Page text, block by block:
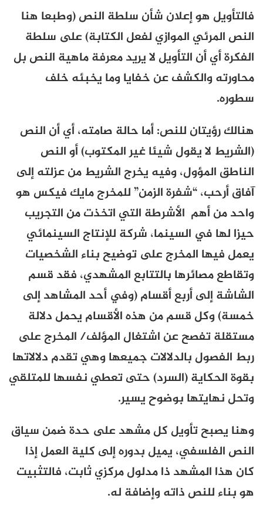
فالتأويل هو إعلان شأن سلطة النص (وطبعا هنا
النص المرئي الموازي لفعل الكتابة) على سلطة
الفكرة أي أن التأويل لا يريد معرفة ماهية النص بل
محاورته والكشف عن خفايا وما يخبئه خلف
سطوره.
هنالك رؤيتان للنص: أما حالة صامته، أي أن النص
(الشريط لا يقول شيئا غير المكتوب) أو النص
الناطق المؤول، وفيه يخرج الشريط من عزلته إلى
آفاق أرحب، “شفرة الزمن” للمخرج مايك فيكس هو
واحد من أهم الأشرطة التي اتخذت من التجريب
حيزا لها في السينما، شركة للإنتاج السينمائي
يعمل فيها المخرج على توضيح بناء الشخصيات
وتقاطع مصائرها بالتتابع المشهدي، فقد قسم
الشاشة إلى أربع أقسام (وفي أحد المشاهد إلى
خمسة) وكل قسم من هذه الأقسام يحمل دلالة
مستقلة تفصح عن اشتغال المؤلف/ المخرج على
ربط الفصول بالدلالات جميعها وهي تقدم دلالاتها
بقوة الحكاية (السرد) حتى تعطي نفسها للمتلقي
وتحل نهايتها بوضوح يسير.
وهنا يصبح تأويل كل مشهد على حدة ضمن سياق
النص الفلسفي، يميل بدوره إلى كلية العمل إذا
كان هذا المشهد ذا مدلول مركزي ثابت، فالتثبيت
هو بناء للنص ذاته وإضافة له.